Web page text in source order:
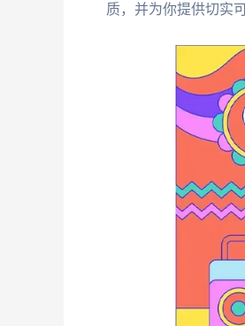
质，并为你提供切实